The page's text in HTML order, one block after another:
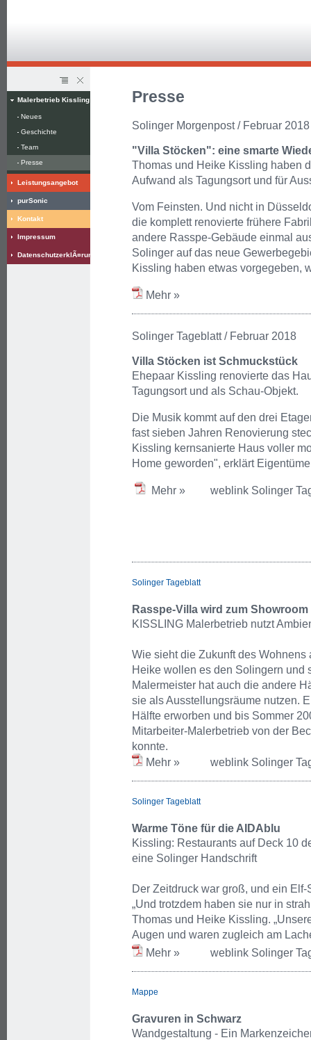
Malerbetrieb Kissling
Neues
Geschichte
Team
Presse
Leistungsangebot
purSonic
Kontakt
Impressum
DatenschutzerklÃ¤rung
Presse
Solinger Morgenpost / Februar 2018
"Villa Stöcken": eine smarte
Thomas und Heike Kissling haben
Aufwand als Tagungsort und für
Vom Feinsten. Und nicht in
die komplett renovierte frühere
andere Rasspe-Gebäude einmal
Solinger auf das neue
Kissling haben etwas vorgegeben,
Mehr »
Solinger Tageblatt / Februar 2018
Villa Stöcken ist Schmuckstück
Ehepaar Kissling renovierte das
Tagungsort und als Schau-Objekt.
Die Musik kommt auf den drei
fast sieben Jahren Renovierung
Kissling kernsanierte Haus voller
Home geworden", erklärt
Mehr » weblink Solinger
Solinger Tageblatt
Rasspe-Villa wird zum Showroom
KISSLING Malerbetrieb nutzt
Wie sieht die Zukunft des
Heike wollen es den Solingern und
Malermeister hat auch die andere
sie als Ausstellungsräume nutzen.
Hälfte erworben und bis Sommer
Mitarbeiter-Malerbetrieb von der
konnte.
Mehr »
weblink Solinger
Solinger Tageblatt
Warme Töne für die AIDAblu
Kissling: Restaurants auf Deck 10
eine Solinger Handschrift
Der Zeitdruck war groß, und ein
„Und trotzdem haben sie nur in
Thomas und Heike Kissling.
Augen und waren zugleich am
Mehr »
weblink Solinger
Mappe
Gravuren in Schwarz
Wandgestaltung - Ein